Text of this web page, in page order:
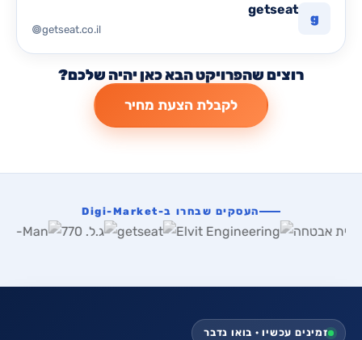
g
getseat
getseat.co.il
רוצים שהפרויקט הבא כאן יהיה שלכם?
לקבלת הצעת מחיר
העסקים שבחרו ב-Digi-Market
זמינים עכשיו · בואו נדבר